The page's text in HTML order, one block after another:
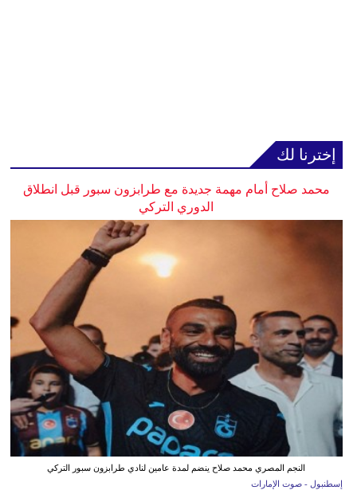
إخترنا لك
محمد صلاح أمام مهمة جديدة مع طرابزون سبور قبل انطلاق
الدوري التركي
النجم المصري محمد صلاح ينضم لمدة عامين لنادي طرابزون سبور التركي
إسطنبول - صوت الإمارات